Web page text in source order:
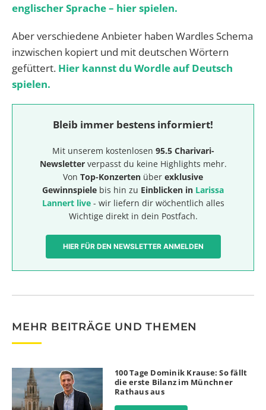
englischer Sprache – hier spielen.
Aber verschiedene Anbieter haben Wardles Schema
inzwischen kopiert und mit deutschen Wörtern
gefüttert. Hier kannst du Wordle auf Deutsch
spielen.
Bleib immer bestens informiert!
Mit unserem kostenlosen 95.5 Charivari-
Newsletterverpasst du keine Highlights mehr.
Von Top-Konzerten über exklusive
Gewinnspiele bis hin zu Einblicken in Larissa
Lannert live- wir liefern dir wöchentlich alles
Wichtige direkt in dein Postfach.
HIER FÜR DEN NEWSLETTER ANMELDEN
MEHR BEITRÄGE UND THEMEN
100 Tage Dominik Krause: So fällt
die erste Bilanz im Münchner
Rathaus aus